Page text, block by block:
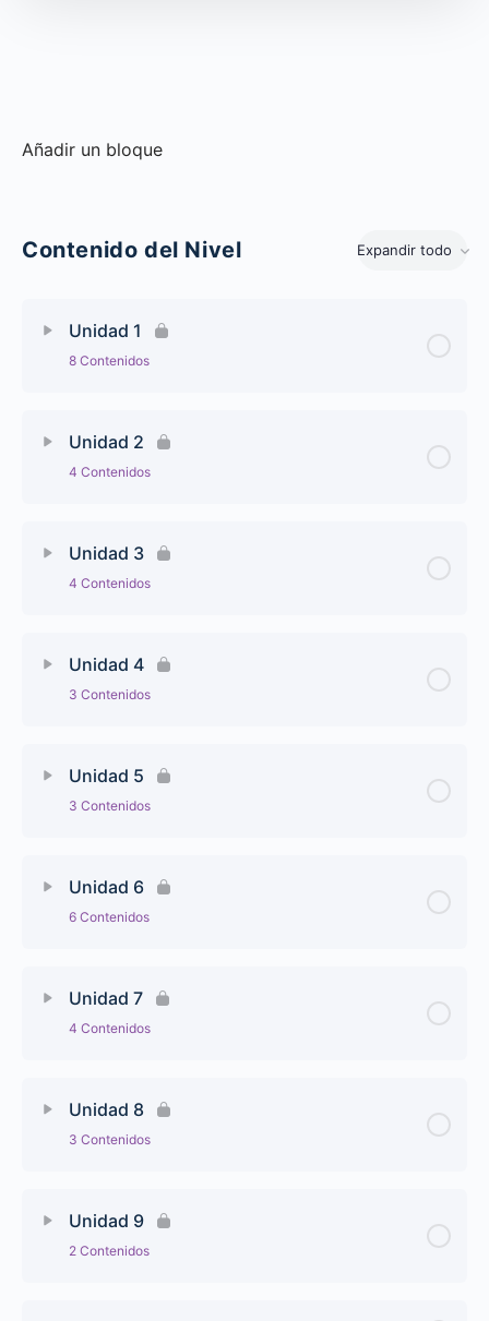
Añadir un bloque
Contenido del Nivel Expandir todo
Unidades
Unidad 1
8 Contenidos
Unidad 2
4 Contenidos
Unidad 3
4 Contenidos
Unidad 4
3 Contenidos
Unidad 5
3 Contenidos
Unidad 6
6 Contenidos
Unidad 7
4 Contenidos
Unidad 8
3 Contenidos
Unidad 9
2 Contenidos